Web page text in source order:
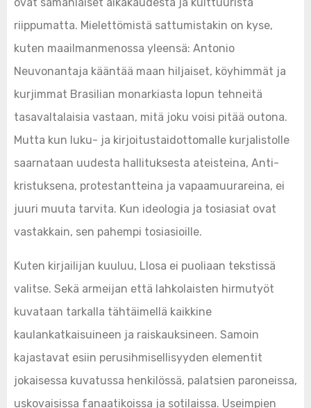
ovat samanlaiset aikakaudesta ja kulttuurista
riippumatta. Mielettömistä sattumistakin on kyse,
kuten maailmanmenossa yleensä: Antonio
Neuvonantaja kääntää maan hiljaiset, köyhimmät ja
kurjimmat Brasilian monarkiasta lopun tehneitä
tasavaltalaisia vastaan, mitä joku voisi pitää outona.
Mutta kun luku- ja kirjoitustaidottomalle kurjalistolle
saarnataan uudesta hallituksesta ateisteina, Anti-
kristuksena, protestantteina ja vapaamuurareina, ei
juuri muuta tarvita. Kun ideologia ja tosiasiat ovat
vastakkain, sen pahempi tosiasioille.
Kuten kirjailijan kuuluu, Llosa ei puoliaan tekstissä
valitse. Sekä armeijan että lahkolaisten hirmutyöt
kuvataan tarkalla tähtäimellä kaikkine
kaulankatkaisuineen ja raiskauksineen. Samoin
kajastavat esiin perusihmisellisyyden elementit
jokaisessa kuvatussa henkilössä, palatsien paroneissa,
uskovaisissa fanaatikoissa ja sotilaissa. Useimpien